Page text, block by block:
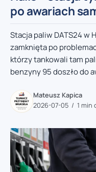
po awariach
Stacja paliw DATS24 w
zamknięta po
którzy tankowali tam
benzyny 95 doszło do
Mateusz Kapica
2026-07-05
1 min